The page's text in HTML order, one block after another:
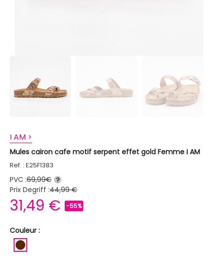
I AM >
Mules cairon cafe motif serpent effet gold Femme I AM
Ref. : E25F1383
PVC :69,99€ ?
Prix Degriff :44,99 €
31,49 € -55%
Couleur :